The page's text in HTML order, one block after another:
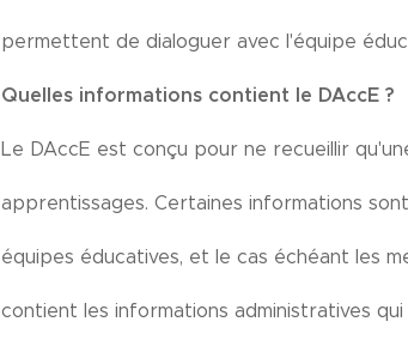
permettent de dialoguer avec l'équipe
Quelles informations contient le DAccE ?
Le DAccE est conçu pour ne recueillir
apprentissages. Certaines informations
équipes éducatives, et le cas échéant les
contient les informations administratives